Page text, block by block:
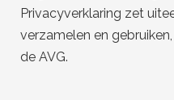
Privacyverklaring zet
verzamelen en
de AVG.